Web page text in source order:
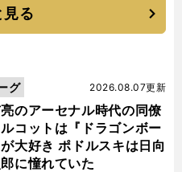
見る
のアーセナル時代の同僚
コットは『ドラゴンボー
大好き ポドルスキは日向
に憧れていた
2026.08.07更新
グ